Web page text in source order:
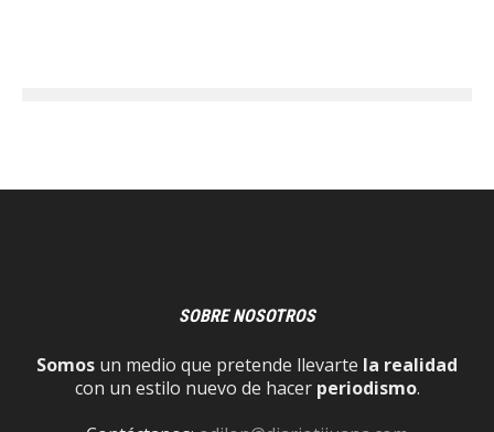
SOBRE NOSOTROS
Somos un medio que pretende llevarte la realidad
con un estilo nuevo de hacer periodismo.